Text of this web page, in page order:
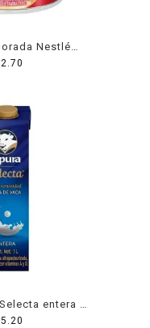
Nestlé
360 g
entera 1
l